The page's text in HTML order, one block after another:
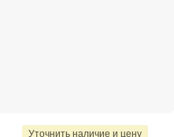
Уточнить наличие и цену